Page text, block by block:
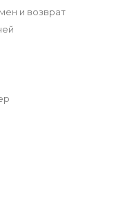
и возврат